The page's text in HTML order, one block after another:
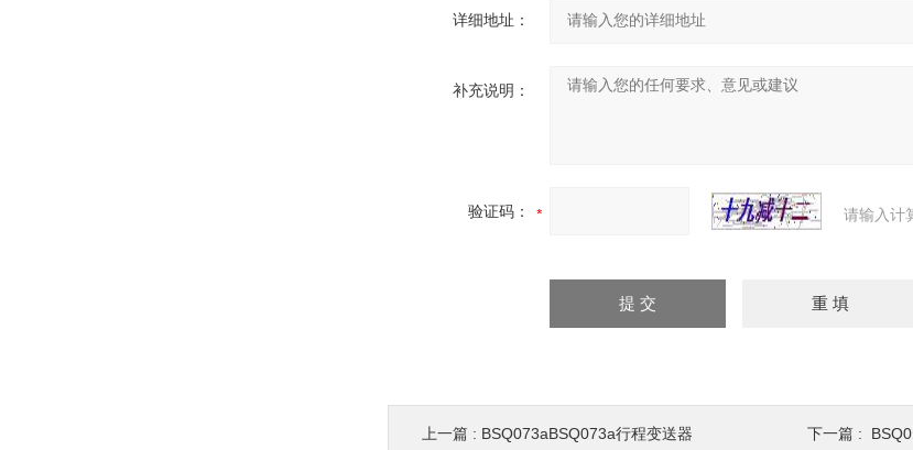
详细地址：
补充说明：
验证码： 请输入计
上一篇 : BSQ073aBSQ073a行程变送器 下一篇 :